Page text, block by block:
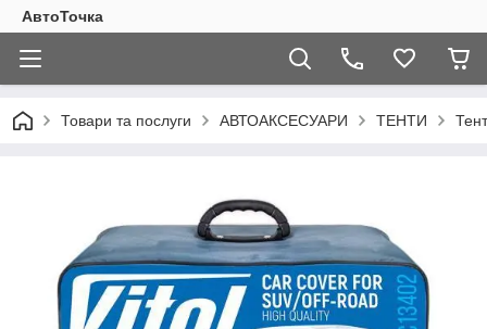
АвтоТочка
Товари та послуги АВТОАКСЕСУАРИ ТЕНТИ